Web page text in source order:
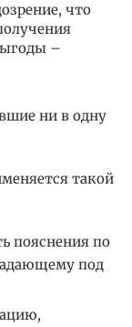
что
–
ни в одну
такой
пояснения по
под